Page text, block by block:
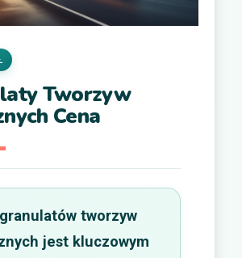
Tworzyw
Cena
tworzyw
jest kluczowym